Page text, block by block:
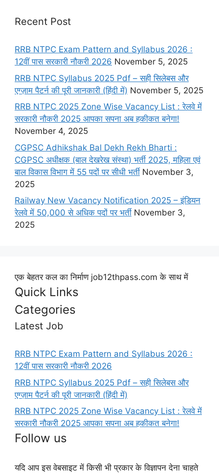
Recent Post
RRB NTPC Exam Pattern and Syllabus 2026 :
12वीं पास सरकारी नौकरी 2026 November 5, 2025
RRB NTPC Syllabus 2025 Pdf – सही सिलेबस और
एग्ज़ाम पैटर्न की पूरी जानकारी (हिंदी में) November 5, 2025
RRB NTPC 2025 Zone Wise Vacancy List : रेलवे में
सरकारी नौकरी 2025 आपका सपना अब हकीकत बनेगा!
November 4, 2025
CGPSC Adhikshak Bal Dekh Rekh Bharti :
CGPSC अधीक्षक (बाल देखरेख संस्था) भर्ती 2025, महिला एवं
बाल विकास विभाग में 55 पदों पर सीधी भर्ती November 3,
2025
Railway New Vacancy Notification 2025 – इंडियन
रेलवे में 50,000 से अधिक पदों पर भर्ती November 3,
2025
एक बेहतर कल का निर्माण job12thpass.com के साथ में
Quick Links
Categories
Latest Job
RRB NTPC Exam Pattern and Syllabus 2026 :
12वीं पास सरकारी नौकरी 2026
RRB NTPC Syllabus 2025 Pdf – सही सिलेबस और
एग्ज़ाम पैटर्न की पूरी जानकारी (हिंदी में)
RRB NTPC 2025 Zone Wise Vacancy List : रेलवे में
सरकारी नौकरी 2025 आपका सपना अब हकीकत बनेगा!
Follow us
यदि आप इस वेबसाइट में किसी भी प्रकार के विज्ञापन देना चाहते